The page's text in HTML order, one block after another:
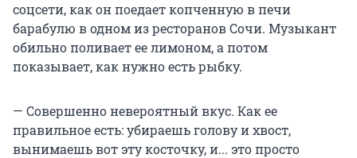
соцсети, как он поедает копченную в печи
барабулю в одном из ресторанов Сочи. Музыкант
обильно поливает ее лимоном, а потом
показывает, как нужно есть рыбку.
— Совершенно невероятный вкус. Как ее
правильное есть: убираешь голову и хвост,
вынимаешь вот эту косточку, и... это просто